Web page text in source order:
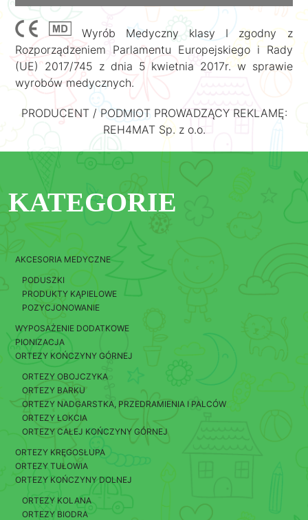
Wyrób Medyczny klasy I zgodny z
Rozporządzeniem Parlamentu Europejskiego i Rady
(UE) 2017/745 z dnia 5 kwietnia 2017r. w sprawie
wyrobów medycznych.
PRODUCENT / PODMIOT PROWADZĄCY REKLAMĘ:
REH4MAT Sp. z o.o.
KATEGORIE
AKCESORIA MEDYCZNE
PODUSZKI
PRODUKTY KĄPIELOWE
POZYCJONOWANIE
WYPOSAŻENIE DODATKOWE
PIONIZACJA
ORTEZY KOŃCZYNY GÓRNEJ
ORTEZY OBOJCZYKA
ORTEZY BARKU
ORTEZY NADGARSTKA, PRZEDRAMIENIA I PALCÓW
ORTEZY ŁOKCIA
ORTEZY CAŁEJ KOŃCZYNY GÓRNEJ
ORTEZY KRĘGOSŁUPA
ORTEZY TUŁOWIA
ORTEZY KOŃCZYNY DOLNEJ
ORTEZY KOLANA
ORTEZY BIODRA